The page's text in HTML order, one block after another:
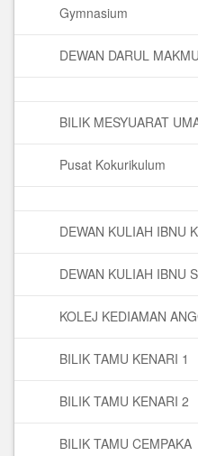
Gymnasium
DEWAN DARUL
BILIK MESYUARAT
Pusat Kokurikulum
DEWAN KULIAH IBNU
DEWAN KULIAH IBNU
KOLEJ KEDIAMAN
BILIK TAMU KENARI 1
BILIK TAMU KENARI 2
BILIK TAMU CEMPAKA